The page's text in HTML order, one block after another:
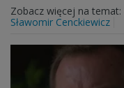
Zobacz więcej na temat:
Sławomir Cenckiewicz